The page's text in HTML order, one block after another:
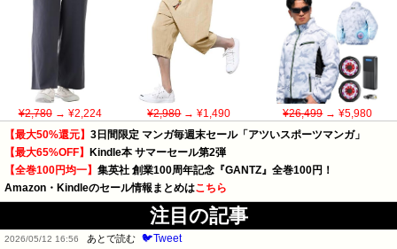
¥2,780→ ¥2,224 ¥2,980→ ¥1,490 ¥26,499→ ¥5,980
【最大50%還元】 3日間限定 マンガ毎週末セール「アツいスポーツマンガ」
【最大65%OFF】
Kindle本 サマーセール第2弾
【全巻100円均一】 集英社 創業100周年記念『GANTZ』全巻100円！
Amazon・Kindleのセール情報まとめはこちら
注目の記事
2026/05/12 16:56 あとで読む 🐦Tweet